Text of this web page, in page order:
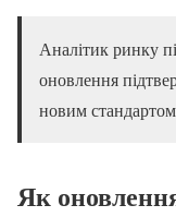
Аналітик ринку
оновлення
новим
Як